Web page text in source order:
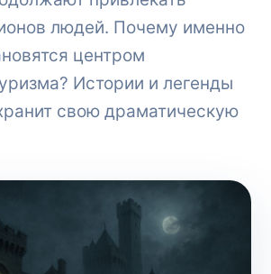
людей. Почему именно
центром
Истории и легенды
свою драматическую